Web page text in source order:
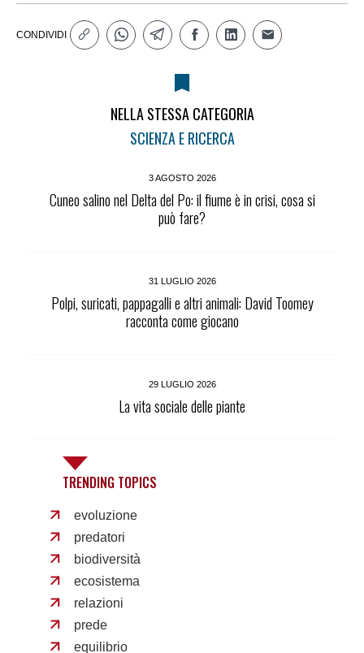
CONDIVIDI
NELLA STESSA CATEGORIA
SCIENZA E RICERCA
3 AGOSTO 2026
Cuneo salino nel Delta del Po: il fiume è in crisi, cosa si
può fare?
31 LUGLIO 2026
Polpi, suricati, pappagalli e altri animali: David Toomey
racconta come giocano
29 LUGLIO 2026
La vita sociale delle piante
TRENDING TOPICS
evoluzione
predatori
biodiversità
ecosistema
relazioni
prede
equilibrio